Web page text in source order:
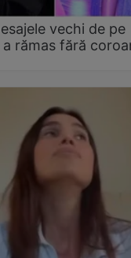
vechi de pe
rămas fără